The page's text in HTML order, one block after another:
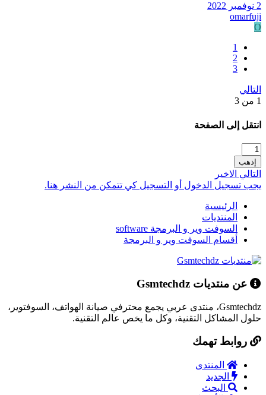
2 نوفمبر 2022
omarfuji
O
1
2
3
التالي
1 من 3
انتقل إلى الصفحة
إذهب
التالي الاخير
يجب تسجيل الدخول أو التسجيل كي تتمكن من النشر هنا.
الرئيسية
المنتديات
السوفت وير و البرمجة software
أقسام السوفت وير و البرمجة
عن منتديات Gsmtechdz
Gsmtechdz، منتدى عربي يجمع محترفي صيانة الهواتف، السوفتوير،
حلول المشاكل التقنية، وكل ما يخص عالم التقنية.
روابط تهمك
المنتدى
الجديد
البحث